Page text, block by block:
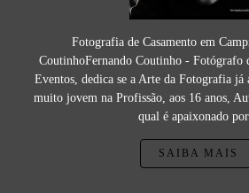
Fotografia de Casamento em
CoutinhoFernando Coutinho - Fotógrafo
Eventos, dedica se a Arte da Fotografia
muito jovem na Profissão, aos 16 anos,
qual é apaixonado
SAIBA MAIS